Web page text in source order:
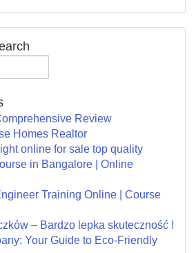
Review
Homes Realtor
online for sale top quality
in Bangalore | Online
Training Online | Course
– Bardzo lepka skuteczność !
Your Guide to Eco-Friendly